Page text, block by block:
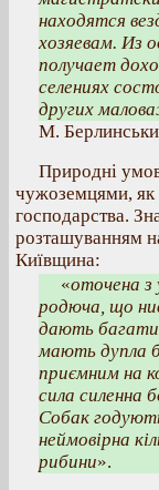
находятся
хозяевам. Из
получает
селениях
других
М.
Природні
чужоземцями, як
господарства.
розташуванням
Київщина:
«оточена з
родюча, що
дають
мають дупла
приємним на
сила силенна
Собак
неймовірна
рибини».